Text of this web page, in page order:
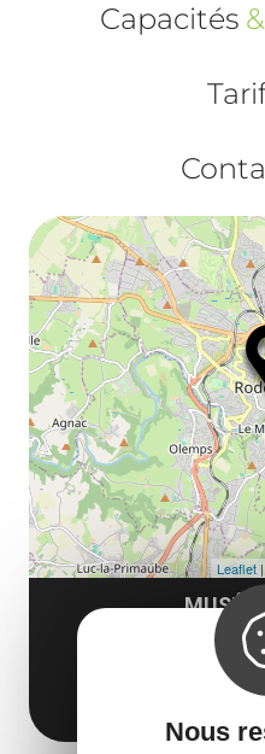
Capacités &
MUSÉE
14
Leaflet
Nous